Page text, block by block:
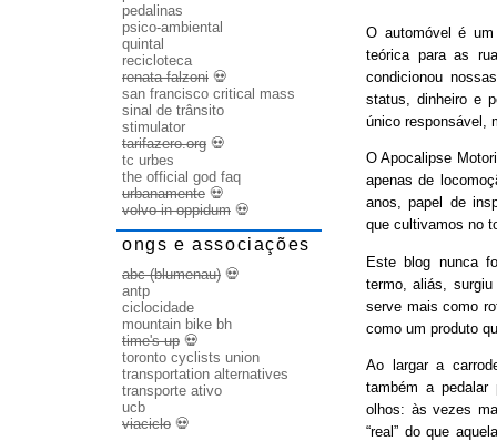
O automóvel é
teórica para as
condicionou
status, dinheiro e
único responsável,
O Apocalipse
apenas de
anos, papel de
que cultivamos no
Este blog nunca
termo, aliás,
serve mais como
como um produto
Ao largar a
também a pedalar
olhos: às vezes
“real” do que
pedalinas
psico-ambiental
quintal
recicloteca
renata falzoni 💀
san francisco critical mass
sinal de trânsito
stimulator
tarifazero.org 💀
tc urbes
the official god faq
urbanamente 💀
volvo in oppidum 💀
ongs e associações
abc (blumenau) 💀
antp
ciclocidade
mountain bike bh
time's up 💀
toronto cyclists union
transportation alternatives
transporte ativo
ucb
viaciclo 💀